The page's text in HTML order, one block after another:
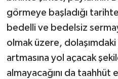
görmeye başladığı
bedelli ve bedelsiz
olmak üzere, dolaşımdaki
artmasına yol açacak
almayacağını da taahhüt